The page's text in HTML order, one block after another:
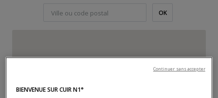
OK
BIENVENUE SUR CUIR N1°
Continuer sans accepter